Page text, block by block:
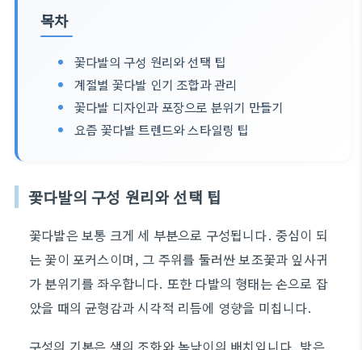
목차
꽃다발의 구성 원리와 선택 팁
계절별 꽃다발 인기 조합과 관리
꽃다발 디자인과 포장으로 분위기 만들기
요즘 꽃다발 트렌드와 스타일링 팁
꽃다발의 구성 원리와 선택 팁
꽃다발은 보통 크게 세 부분으로 구성됩니다. 중심이 되
는 꽃이 포커스이며, 그 주위를 둘러싼 보조꽃과 잎사귀
가 분위기를 좌우합니다. 또한 다발의 형태는 손으로 잡
았을 때의 균형감과 시각적 리듬에 영향을 미칩니다.
구성의 기본은 색의 조화와 높낮이의 배치입니다. 밝은